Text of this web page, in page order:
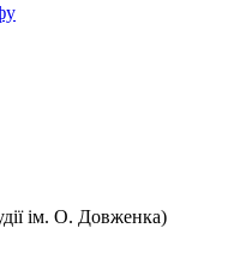
ім. О. Довженка)